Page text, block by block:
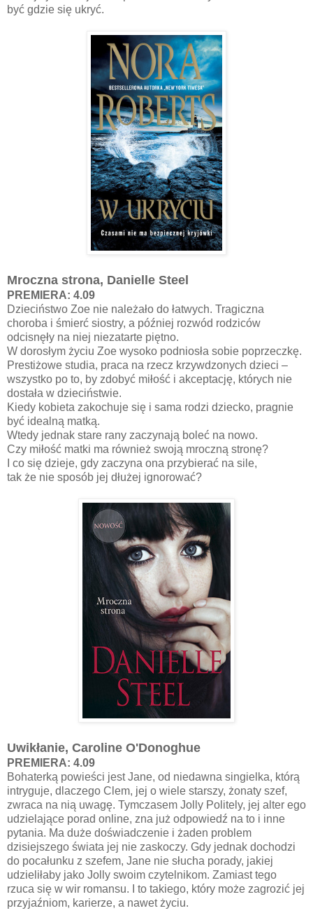
być gdzie się ukryć.
Mroczna strona, Danielle Steel
PREMIERA: 4.09
Dzieciństwo Zoe nie należało do łatwych. Tragiczna
choroba i śmierć siostry, a później rozwód rodziców
odcisnęły na niej niezatarte piętno.
W dorosłym życiu Zoe wysoko podniosła sobie poprzeczkę.
Prestiżowe studia, praca na rzecz krzywdzonych dzieci –
wszystko po to, by zdobyć miłość i akceptację, których nie
dostała w dzieciństwie.
Kiedy kobieta zakochuje się i sama rodzi dziecko, pragnie
być idealną matką.
Wtedy jednak stare rany zaczynają boleć na nowo.
Czy miłość matki ma również swoją mroczną stronę?
I co się dzieje, gdy zaczyna ona przybierać na sile,
tak że nie sposób jej dłużej ignorować?
Uwikłanie, Caroline O'Donoghue
PREMIERA: 4.09
Bohaterką powieści jest Jane, od niedawna singielka, którą
intryguje, dlaczego Clem, jej o wiele starszy, żonaty szef,
zwraca na nią uwagę. Tymczasem Jolly Politely, jej alter ego
udzielające porad online, zna już odpowiedź na to i inne
pytania. Ma duże doświadczenie i żaden problem
dzisiejszego świata jej nie zaskoczy. Gdy jednak dochodzi
do pocałunku z szefem, Jane nie słucha porady, jakiej
udzieliłaby jako Jolly swoim czytelnikom. Zamiast tego
rzuca się w wir romansu. I to takiego, który może zagrozić jej
przyjaźniom, karierze, a nawet życiu.